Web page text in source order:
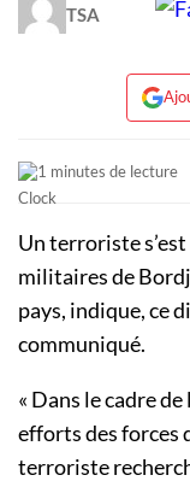
TSA
1 minutes de lecture
Un terroriste
militaires de
pays, indique, ce
communiqué.
« Dans le cadre
efforts des forces
terroriste